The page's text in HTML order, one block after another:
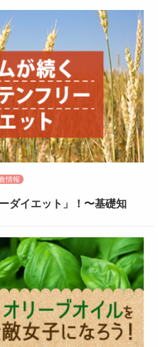
情報
ダイエット」！〜基礎知